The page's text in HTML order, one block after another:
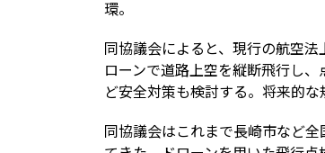
環。
同協議会によると、現行の航空
ローンで道路上空を縦断飛行し
ど安全対策も検討する。将来的な
同協議会はこれまで長崎市など